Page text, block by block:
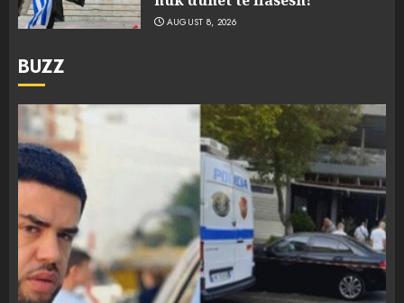
AUGUST 8, 2026
BUZZ